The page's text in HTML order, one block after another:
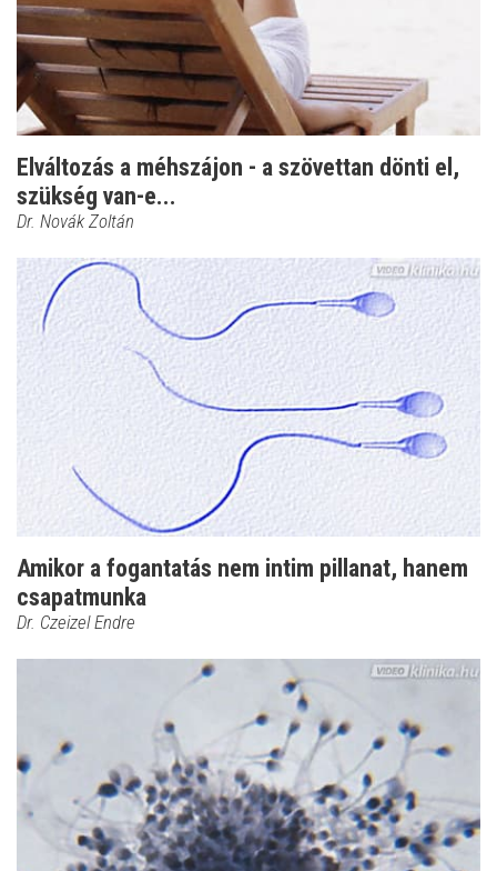
Elváltozás a méhszájon - a szövettan dönti el,
szükség van-e...
Dr. Novák Zoltán
Amikor a fogantatás nem intim pillanat, hanem
csapatmunka
Dr. Czeizel Endre